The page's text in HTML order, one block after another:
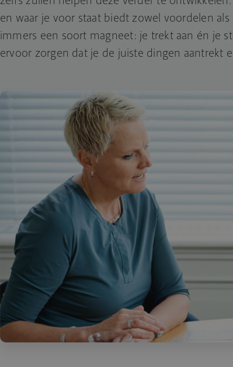
en waar je voor staat biedt zowel voordelen
immers een soort magneet: je trekt aan én je
ervoor zorgen dat je de juiste dingen aantrekt